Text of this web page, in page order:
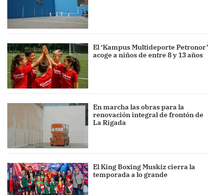
El ‘Kampus Multideporte Petronor’
acoge a niños de entre 8 y 13 años
En marcha las obras para la
renovación integral de frontón de
La Rigada
El King Boxing Muskiz cierra la
temporada a lo grande